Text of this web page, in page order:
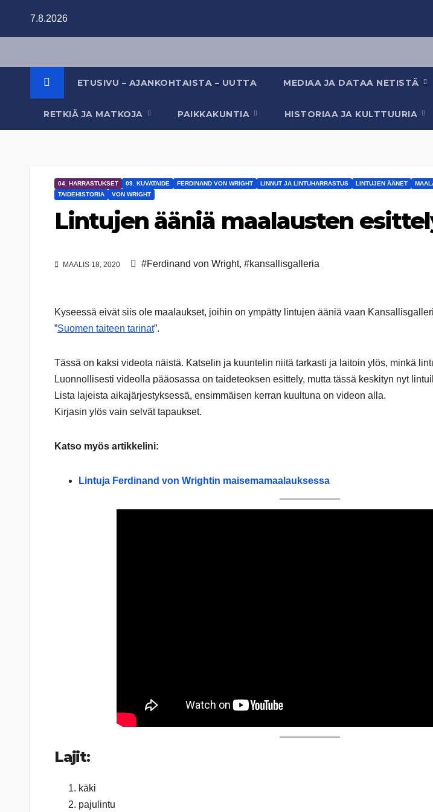
7.8.2026
ETUSIVU – AJANKOHTAISTA – UUTTA MEDIAA JA DATAA NETISTÄ
RETKIÄ JA MATKOJA PAIKKAKUNTIA HISTORIAA JA KULTTUURIA
04. HARRASTUKSET 09. KUVATAIDE FERDINAND VON WRIGHT LINNUT JA LINTUHARRASTUS LINTUJEN ÄÄNET
TAIDEHISTORIA
VON WRIGHT
Lintujen ääniä maalausten
MAALIS 18, 2020 #Ferdinand von Wright, #kansallisgalleria
Kyseessä eivät siis ole maalaukset, joihin on ympätty lintujen ääniä vaan
”Suomen taiteen tarinat”.
Tässä on kaksi videota näistä. Katselin ja kuuntelin niitä tarkasti ja laitoin ylös, minkä
Luonnollisesti videolla pääosassa on taideteoksen esittely, mutta tässä keskityn nyt
Lista lajeista aikajärjestyksessä, ensimmäisen kerran kuultuna on videon alla.
Kirjasin ylös vain selvät tapaukset.
Katso myös artikkelini:
Lintuja Ferdinand von Wrightin maisemamaalauksessa
Lajit:
käki
pajulintu